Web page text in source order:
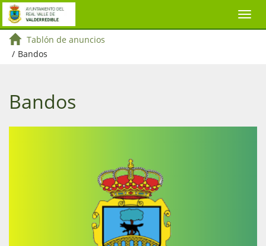
Tablón de anuncios
/ Bandos
Bandos